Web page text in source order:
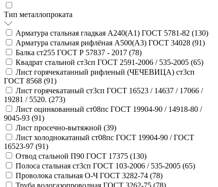
Тип металлопроката
Арматура стальная гладкая А240(А1) ГОСТ 5781-82 (130)
Арматура стальная рифлёная А500(А3) ГОСТ 34028 (91)
Балка ст255 ГОСТ Р 57837 - 2017 (78)
Квадрат стальной ст3сп ГОСТ 2591-2006 / 535-2005 (65)
Лист горячекатанный рифленый (ЧЕЧЕВИЦА) ст3сп
ГОСТ 8568 (91)
Лист горячекатаный ст3сп ГОСТ 16523 / 14637 / 17066 /
19281 / 5520. (273)
Лист оцинкованный ст08пс ГОСТ 19904-90 / 14918-80 /
9045-93 (91)
Лист просечно-вытяжной (39)
Лист холоднокатаный ст08пс ГОСТ 19904-90 / ГОСТ
16523-97 (91)
Отвод стальной П90 ГОСТ 17375 (130)
Полоса стальная ст3сп ГОСТ 103-2006 / 535-2005 (65)
Проволока стальная О-Ч ГОСТ 3282-74 (78)
Труба водогазопроводная ГОСТ 3262-75 (78)